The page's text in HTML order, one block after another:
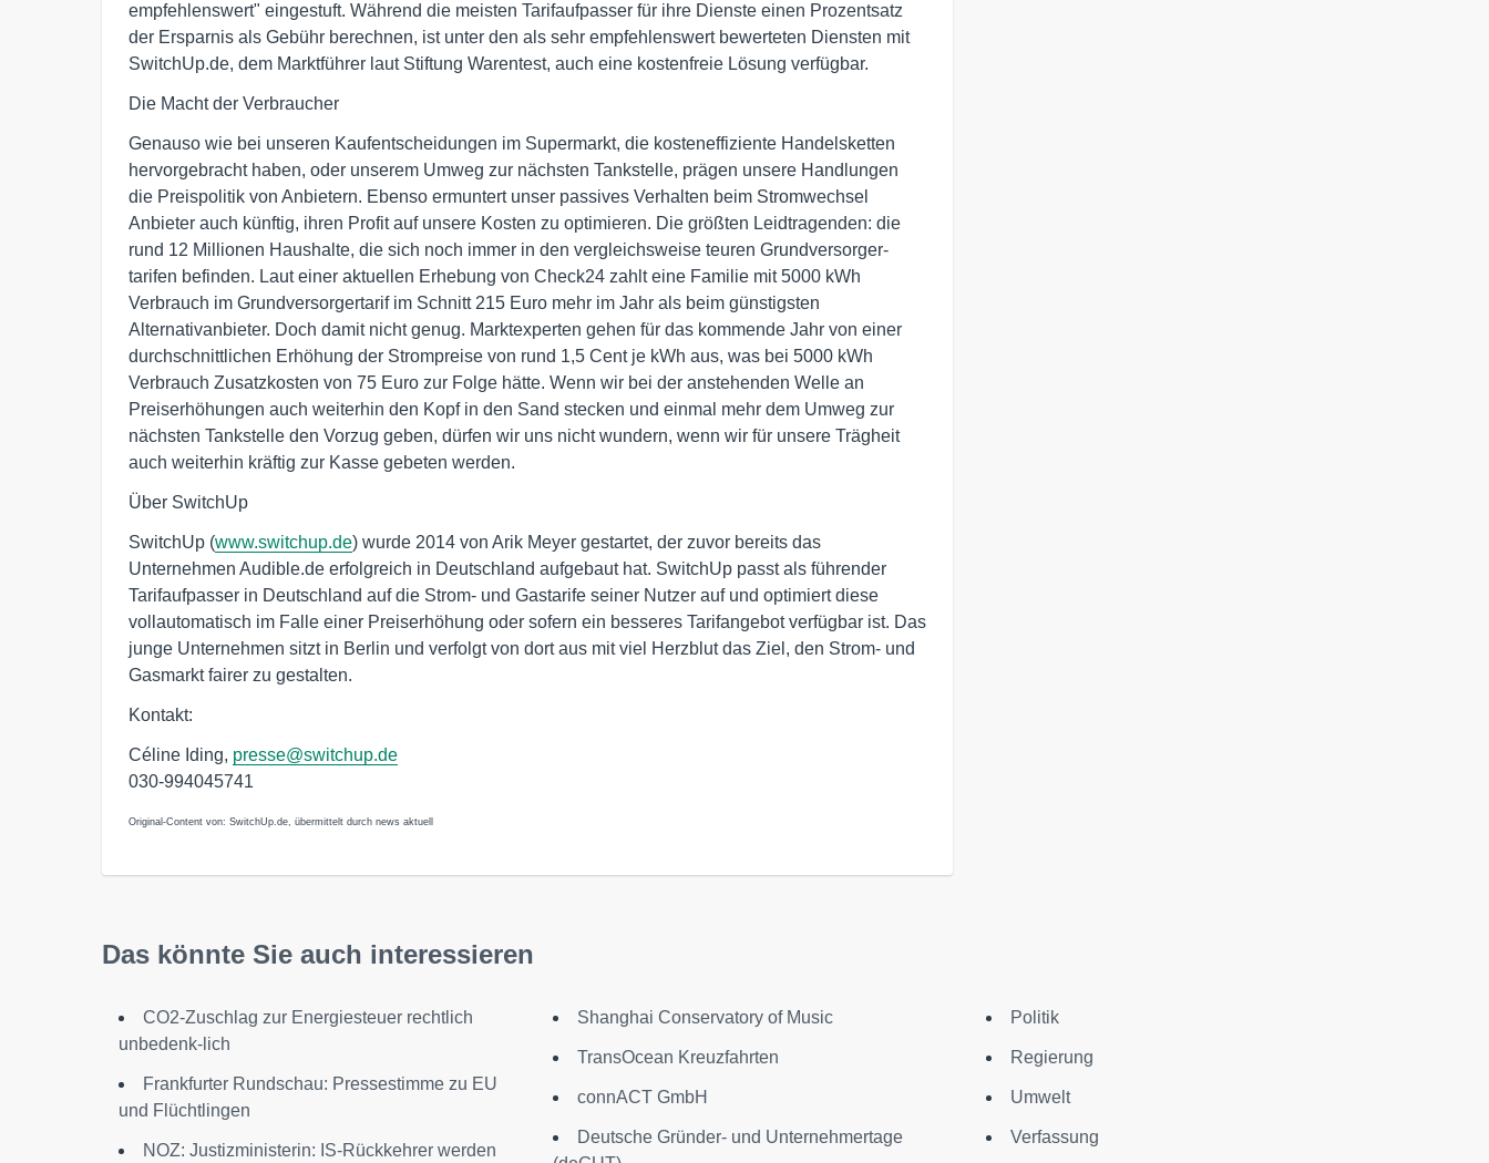
empfehlenswert" eingestuft. Während die meisten Tarifaufpasser für ihre Dienste einen Prozentsatz
der Ersparnis als Gebühr berechnen, ist unter den als sehr empfehlenswert bewerteten Diensten mit
SwitchUp.de, dem Marktführer laut Stiftung Warentest, auch eine kostenfreie Lösung verfügbar.
Die Macht der Verbraucher
Genauso wie bei unseren Kaufentscheidungen im Supermarkt, die kosteneffiziente Handelsketten
hervorgebracht haben, oder unserem Umweg zur nächsten Tankstelle, prägen unsere Handlungen
die Preispolitik von Anbietern. Ebenso ermuntert unser passives Verhalten beim Stromwechsel
Anbieter auch künftig, ihren Profit auf unsere Kosten zu optimieren. Die größten Leidtragenden: die
rund 12 Millionen Haushalte, die sich noch immer in den vergleichsweise teuren Grundversorger-
tarifen befinden. Laut einer aktuellen Erhebung von Check24 zahlt eine Familie mit 5000 kWh
Verbrauch im Grundversorgertarif im Schnitt 215 Euro mehr im Jahr als beim günstigsten
Alternativanbieter. Doch damit nicht genug. Marktexperten gehen für das kommende Jahr von einer
durchschnittlichen Erhöhung der Strompreise von rund 1,5 Cent je kWh aus, was bei 5000 kWh
Verbrauch Zusatzkosten von 75 Euro zur Folge hätte. Wenn wir bei der anstehenden Welle an
Preiserhöhungen auch weiterhin den Kopf in den Sand stecken und einmal mehr dem Umweg zur
nächsten Tankstelle den Vorzug geben, dürfen wir uns nicht wundern, wenn wir für unsere Trägheit
auch weiterhin kräftig zur Kasse gebeten werden.
Über SwitchUp
SwitchUp (www.switchup.de) wurde 2014 von Arik Meyer gestartet, der zuvor bereits das
Unternehmen Audible.de erfolgreich in Deutschland aufgebaut hat. SwitchUp passt als führender
Tarifaufpasser in Deutschland auf die Strom- und Gastarife seiner Nutzer auf und optimiert diese
vollautomatisch im Falle einer Preiserhöhung oder sofern ein besseres Tarifangebot verfügbar ist. Das
junge Unternehmen sitzt in Berlin und verfolgt von dort aus mit viel Herzblut das Ziel, den Strom- und
Gasmarkt fairer zu gestalten.
Kontakt:
Céline Iding, presse@switchup.de
030-994045741
Original-Content von: SwitchUp.de, übermittelt durch news aktuell
Das könnte Sie auch interessieren
CO2-Zuschlag zur Energiesteuer rechtlich
unbedenk-lich
Frankfurter Rundschau: Pressestimme zu EU
und Flüchtlingen
NOZ: Justizministerin: IS-Rückkehrer werden
Shanghai Conservatory of Music
TransOcean Kreuzfahrten
connACT GmbH
Deutsche Gründer- und Unternehmertage
Politik
Regierung
Umwelt
Verfassung